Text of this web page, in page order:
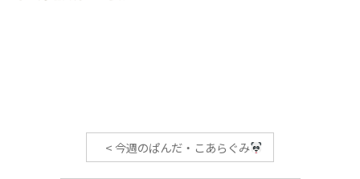
<今週のぱんだ・こあらぐみ